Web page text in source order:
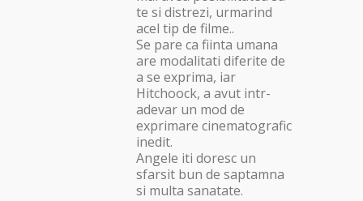
te si distrezi, urmarind
acel tip de filme..
Se pare ca fiinta umana
are modalitati diferite de
a se exprima, iar
Hitchoock, a avut intr-
adevar un mod de
exprimare cinematografic
inedit.
Angele iti doresc un
sfarsit bun de saptamna
si multa sanatate.